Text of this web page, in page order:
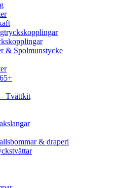
& Spolmunstycke
Tvättkit
& draperi